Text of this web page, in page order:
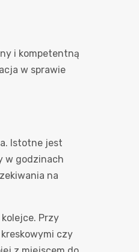
i kompetentną
w sprawie
Istotne jest
w godzinach
na
Przy
czy